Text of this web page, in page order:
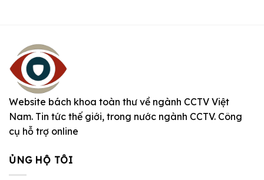
Website bách khoa toàn thư về ngành CCTV Việt
Nam. Tin tức thế giới, trong nước ngành CCTV. Công
cụ hỗ trợ online
ỦNG HỘ TÔI